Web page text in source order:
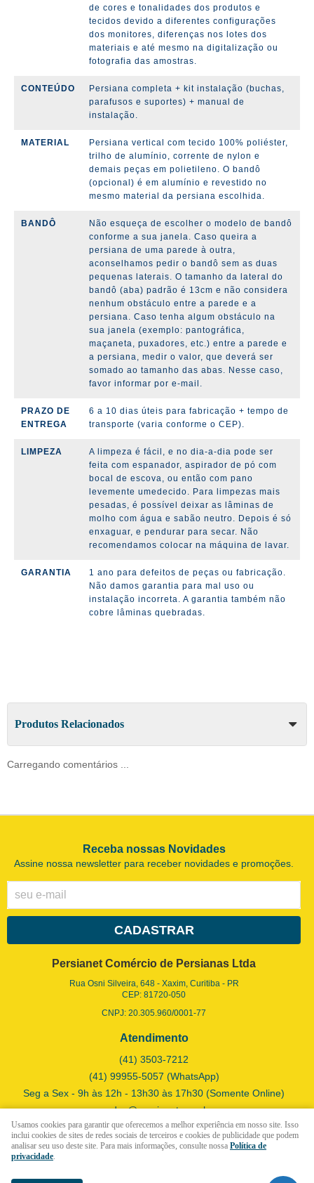
de cores e tonalidades dos produtos e
tecidos devido a diferentes configurações
dos monitores, diferenças nos lotes dos
materiais e até mesmo na digitalização ou
fotografia das amostras.
CONTEÚDO Persiana completa + kit instalação (buchas,
parafusos e suportes) + manual de
instalação.
MATERIAL
Persiana vertical com tecido 100% poliéster,
trilho de alumínio, corrente de nylon e
demais peças em polietileno. O bandô
(opcional) é em alumínio e revestido no
mesmo material da persiana escolhida.
BANDÔ
Não esqueça de escolher o modelo de bandô
conforme a sua janela. Caso queira a
persiana de uma parede à outra,
aconselhamos pedir o bandô sem as duas
pequenas laterais. O tamanho da lateral do
bandô (aba) padrão é 13cm e não considera
nenhum obstáculo entre a parede e a
persiana. Caso tenha algum obstáculo na
sua janela (exemplo: pantográfica,
maçaneta, puxadores, etc.) entre a parede e
a persiana, medir o valor, que deverá ser
somado ao tamanho das abas. Nesse caso,
favor informar por e-mail.
PRAZO DE
ENTREGA
6 a 10 dias úteis para fabricação + tempo de
transporte (varia conforme o CEP).
LIMPEZA
A limpeza é fácil, e no dia-a-dia pode ser
feita com espanador, aspirador de pó com
bocal de escova, ou então com pano
levemente umedecido. Para limpezas mais
pesadas, é possível deixar as lâminas de
molho com água e sabão neutro. Depois é só
enxaguar, e pendurar para secar. Não
recomendamos colocar na máquina de lavar.
GARANTIA
1 ano para defeitos de peças ou fabricação.
Não damos garantia para mal uso ou
instalação incorreta. A garantia também não
cobre lâminas quebradas.
Produtos Relacionados
Carregando comentários ...
Receba nossas Novidades
Assine nossa newsletter para receber novidades e promoções.
CADASTRAR
Persianet Comércio de Persianas Ltda
Rua Osni Silveira, 648- Xaxim, Curitiba - PR
CEP: 81720-050
CNPJ: 20.305.960/0001-77
Atendimento
(41) 3503-7212
(41) 99955-5057 (WhatsApp)
Seg a Sex - 9h às 12h - 13h30 às 17h30 (Somente Online)
vendas@persianet.com.br
LOJA VIRTUAL CRIADA POR
Usamos cookies para garantir que oferecemos a melhor experiência em nosso site. Isso
inclui cookies de sites de redes sociais de terceiros e cookies de publicidade que podem
analisar seu uso deste site. Para mais informações, consulte nossa Política de
privacidade.